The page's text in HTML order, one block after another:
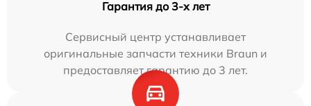
Гарантия до 3-х лет
Сервисный центр устанавливает
оригинальные запчасти техники Braun и
предоставляет гарантию до 3 лет.